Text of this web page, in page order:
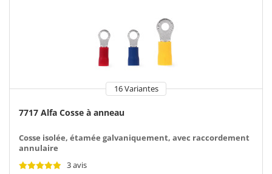
16 Variantes
7717 Alfa Cosse à anneau
Cosse isolée, étamée galvaniquement, avec raccordement
annulaire
3 avis